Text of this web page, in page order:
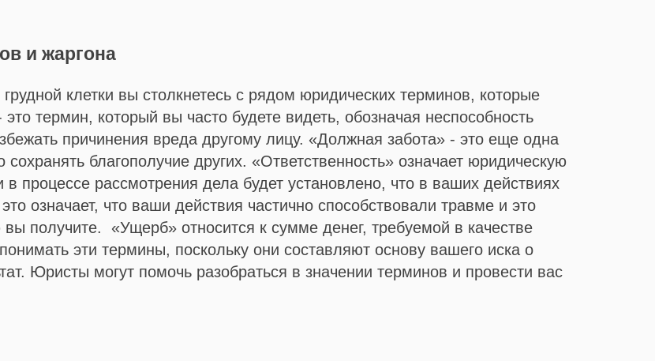
и жаргона
клетки вы столкнетесь с рядом юридических терминов, которые
термин, который вы часто будете видеть, обозначая неспособность
причинения вреда другому лицу. «Должная забота» - это еще одна
благополучие других. «Ответственность» означает юридическую
процессе рассмотрения дела будет установлено, что в ваших действиях
означает, что ваши действия частично способствовали травме и это
получите. «Ущерб» относится к сумме денег, требуемой в качестве
эти термины, поскольку они составляют основу вашего иска о
Юристы могут помочь разобраться в значении терминов и провести вас